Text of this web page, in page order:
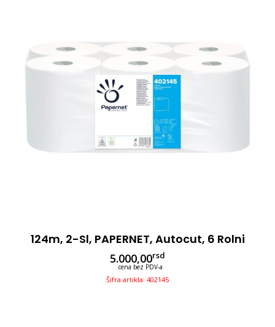
124m, 2-Sl, PAPERNET, Autocut, 6 Rolni
5.000,00rsd
cena bez PDV-a
Šifra artikla: 402145